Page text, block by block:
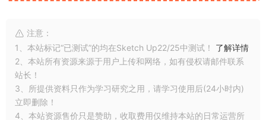
注意：
1、本站标记“已测试”的均在Sketch Up22/25中测试！ 了解详情
2、本站所有资源来源于用户上传和网络，如有侵权请邮件联系
站长！
3、所提供资料只作为学习研究之用，请学习使用后(24小时内)
立即删除！
4、本站资源售价只是赞助，收取费用仅维持本站的日常运营所